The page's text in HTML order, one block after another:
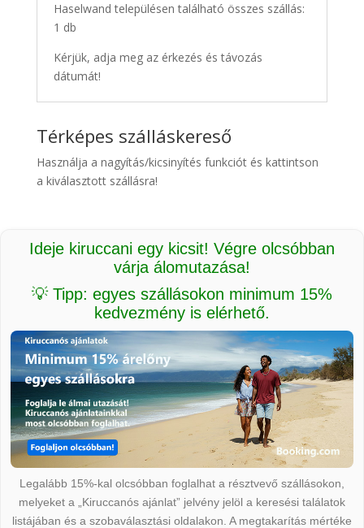
Haselwand településen található összes szállás:
1 db
Kérjük, adja meg az érkezés és távozás
dátumát!
Térképes szálláskereső
Használja a nagyítás/kicsinyítés funkciót és kattintson
a kiválasztott szállásra!
Ideje kiruccani egy kicsit! Végre olcsóbban
várja álomutazása!
💡 Tipp: egyes szállásokon minimum 15%
kedvezmény is elérhető.
Legalább 15%-kal olcsóbban foglalhat a résztvevő szállásokon,
melyeket a „Kiruccanós ajánlat” jelvény jelöl a keresési találatok
listájában és a szobaválasztási oldalakon. A megtakarítás mértéke